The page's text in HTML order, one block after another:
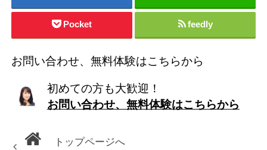
Pocket feedly
お問い合わせ、無料体験はこちらから
初めての方も大歓迎！
お問い合わせ、無料体験はこちらから
トップページへ